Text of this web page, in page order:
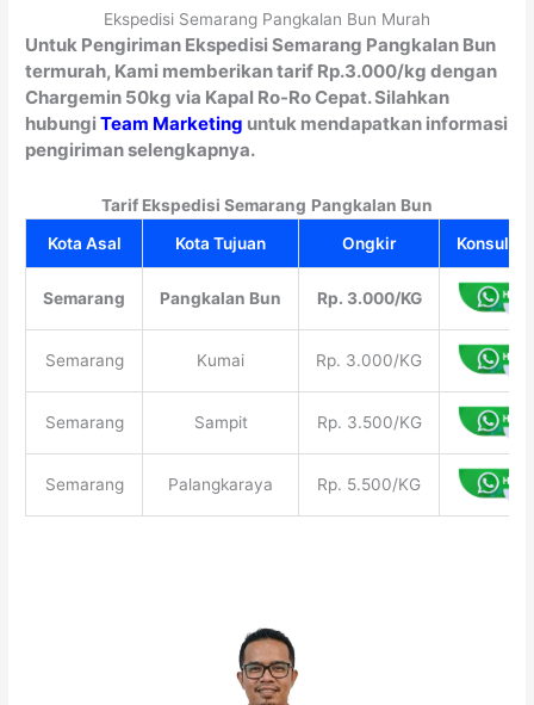
Ekspedisi Semarang Pangkalan Bun Murah
Untuk Pengiriman Ekspedisi Semarang Pangkalan Bun
termurah, Kami memberikan tarif Rp.3.000/kg dengan
Chargemin 50kg via Kapal Ro-Ro Cepat. Silahkan
hubungiTeam Marketing untuk mendapatkan informasi
pengiriman selengkapnya.
Tarif Ekspedisi Semarang Pangkalan Bun
Kota Asal
Kota Tujuan Ongkir
Semarang Pangkalan Bun Rp. 3.000/KG
Semarang Kumai Rp. 3.000/KG
Semarang Sampit Rp. 3.500/KG
Semarang Palangkaraya Rp. 5.500/KG